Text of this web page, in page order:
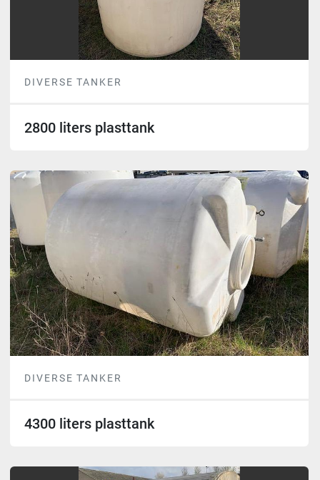
DIVERSE TANKER
2800 liters plasttank
DIVERSE TANKER
4300 liters plasttank